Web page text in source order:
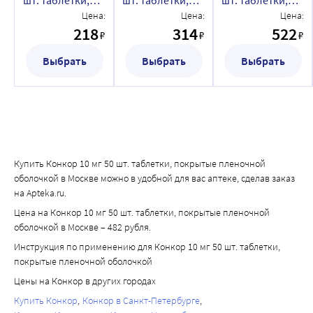
адренорецепторов, приводя к повышению АД.
Подобные взаимодействия более вероятны при
применении неселективных бета-адреноблокаторов.
Антигипертензивные средства, также как и другие
(например, трициклические антидепрессанты,
бисопрололом может увеличивать риск развития
брадикардии.
Ингибиторы МАО (за исключением ингибиторов МАО В)
могут усиливать гипотензивный эффект бета-
адреноблокаторов. Одновременное применение также
может привести к развитию гипертонического криза.
пленочной
оболочкой
Цена:
218₽
Выбрать
пленочной
оболочкой
Цена:
314₽
Выбрать
пленочной
оболочкой
Цена:
522₽
Выбрать
Купить Конкор 10 мг 50 шт. таблетки, покрытые пленочной
оболочкой в Москве можно в удобной для вас аптеке, сделав заказ
на Apteka.ru.
Цена на Конкор 10 мг 50 шт. таблетки, покрытые пленочной
оболочкой в Москве – 482 рубля.
Инструкция по применению для Конкор 10 мг 50 шт. таблетки,
покрытые пленочной оболочкой
Цены на Конкор в других городах
Купить Конкор Конкор в Санкт-Петербурге